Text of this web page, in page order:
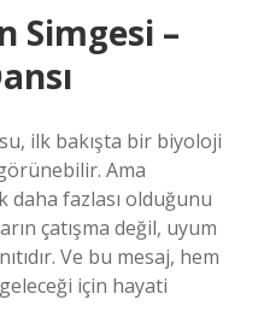
Simgesi –
ilk bakışta bir biyoloji
Ama
fazlası olduğunu
çatışma değil, uyum
Ve bu mesaj, hem
için hayati